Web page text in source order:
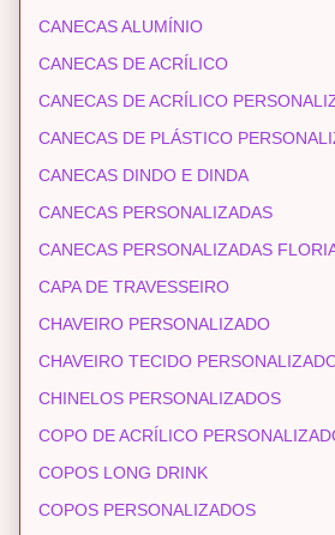
CANECAS ALUMÍNIO
CANECAS DE ACRÍLICO
CANECAS DE ACRÍLICO
CANECAS DE PLÁSTICO
CANECAS DINDO E DINDA
CANECAS PERSONALIZADAS
CANECAS PERSONALIZADAS
CAPA DE TRAVESSEIRO
CHAVEIRO PERSONALIZADO
CHAVEIRO TECIDO
CHINELOS PERSONALIZADOS
COPO DE ACRÍLICO
COPOS LONG DRINK
COPOS PERSONALIZADOS